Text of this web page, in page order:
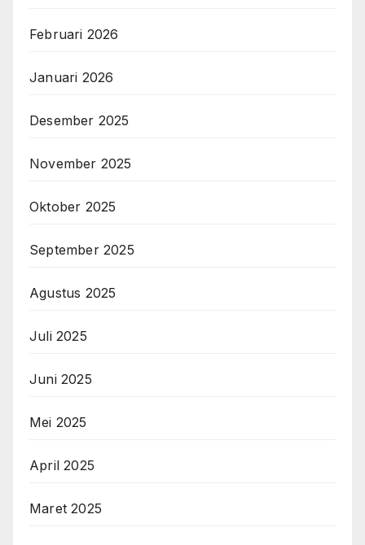
Februari 2026
Januari 2026
Desember 2025
November 2025
Oktober 2025
September 2025
Agustus 2025
Juli 2025
Juni 2025
Mei 2025
April 2025
Maret 2025